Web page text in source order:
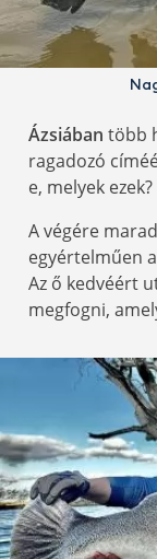
Ázsiában több
ragadozó
e, melyek
A végére
egyértelműen
Az ő kedvéért
megfogni,